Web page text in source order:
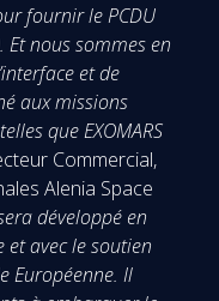
fournir le PCDU
nous sommes en
et de
aux missions
que EXOMARS
Commercial,
Alenia Space
développé en
et avec le soutien
Européenne. Il